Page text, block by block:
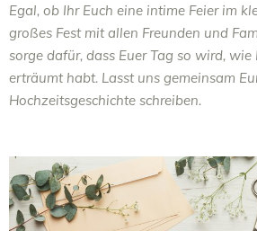
Egal, ob Ihr Euch eine intime Feier im
großes Fest mit allen Freunden und
sorge dafür, dass Euer Tag so wird,
erträumt habt. Lasst uns gemeinsam
Hochzeitsgeschichte schreiben.